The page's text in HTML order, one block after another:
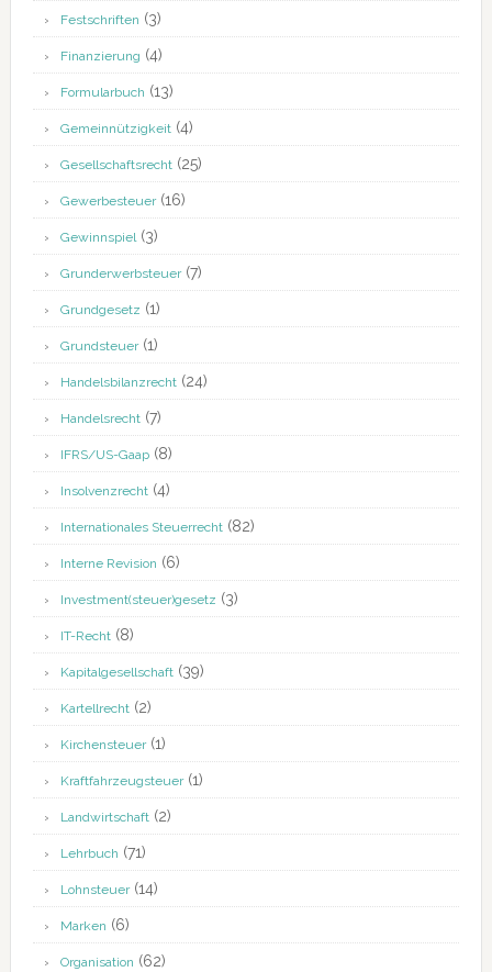
Festschriften (3)
Finanzierung (4)
Formularbuch (13)
Gemeinnützigkeit(4)
Gesellschaftsrecht(25)
Gewerbesteuer(16)
Gewinnspiel(3)
Grunderwerbsteuer(7)
Grundgesetz (1)
Grundsteuer(1)
Handelsbilanzrecht(24)
Handelsrecht(7)
IFRS/US-Gaap(8)
Insolvenzrecht(4)
Internationales Steuerrecht(82)
Interne Revision (6)
Investment(steuer)gesetz (3)
IT-Recht(8)
Kapitalgesellschaft(39)
Kartellrecht(2)
Kirchensteuer(1)
Kraftfahrzeugsteuer(1)
Landwirtschaft(2)
Lehrbuch (71)
Lohnsteuer(14)
Marken (6)
Organisation (62)